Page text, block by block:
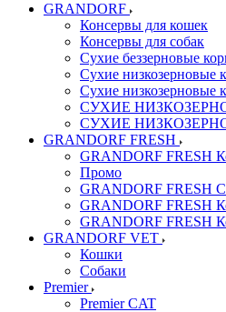
GRANDORF
Консервы для кошек
Консервы для собак
Сухие беззерновые
Сухие низкозерновые
Сухие низкозерновые
СУХИЕ
СУХИЕ
GRANDORF FRESH
GRANDORF FRESH
Промо
GRANDORF FRESH
GRANDORF FRESH
GRANDORF FRESH
GRANDORF VET
Кошки
Собаки
Premier
Premier CAT